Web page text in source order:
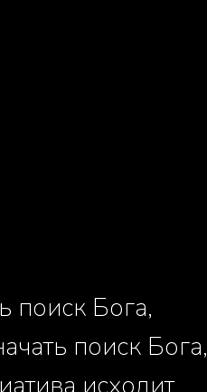
поиск Бога,
поиск Бога,